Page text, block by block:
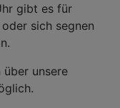
gibt es für
sich segnen
unsere